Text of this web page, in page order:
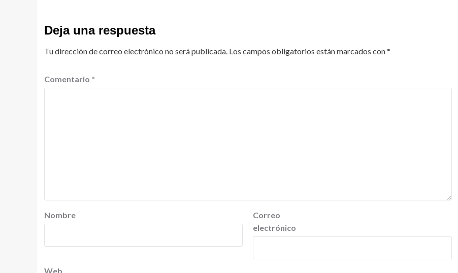
Deja una respuesta
Tu dirección de correo electrónico no será publicada. Los campos obligatorios están marcados con*
Comentario *
Nombre
Correo
electrónico
Web